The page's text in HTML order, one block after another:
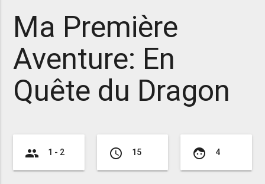
Ma Première
Aventure: En
Quête du Dragon
group 1 - 2 access_time 15 face 4